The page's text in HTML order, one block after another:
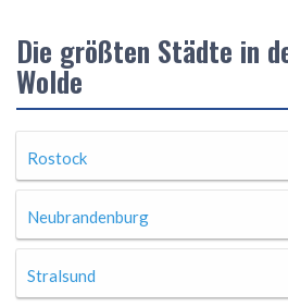
Die größten Städte in
Wolde
Rostock
Neubrandenburg
Stralsund